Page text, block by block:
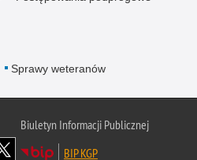
Sprawy weteranów
Biuletyn Informacji Publicznej
BIP KGP